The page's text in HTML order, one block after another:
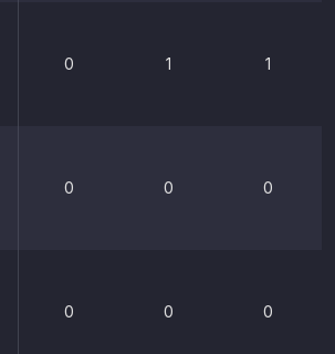
0 1 1
0 0 0
0 0 0